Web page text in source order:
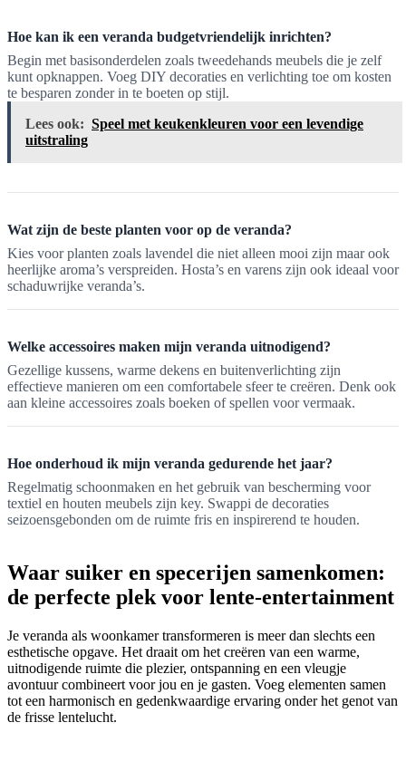
Hoe kan ik een veranda budgetvriendelijk inrichten?
Begin met basisonderdelen zoals tweedehands meubels die je zelf
kunt opknappen. Voeg DIY decoraties en verlichting toe om kosten
te besparen zonder in te boeten op stijl.
Lees ook: Speel met keukenkleuren voor een levendige
uitstraling
Wat zijn de beste planten voor op de veranda?
Kies voor planten zoals lavendel die niet alleen mooi zijn maar ook
heerlijke aroma’s verspreiden. Hosta’s en varens zijn ook ideaal voor
schaduwrijke veranda’s.
Welke accessoires maken mijn veranda uitnodigend?
Gezellige kussens, warme dekens en buitenverlichting zijn
effectieve manieren om een comfortabele sfeer te creëren. Denk ook
aan kleine accessoires zoals boeken of spellen voor vermaak.
Hoe onderhoud ik mijn veranda gedurende het jaar?
Regelmatig schoonmaken en het gebruik van bescherming voor
textiel en houten meubels zijn key. Swappi de decoraties
seizoensgebonden om de ruimte fris en inspirerend te houden.
Waar suiker en specerijen samenkomen:
de perfecte plek voor lente-entertainment
Je veranda als woonkamer transformeren is meer dan slechts een
esthetische opgave. Het draait om het creëren van een warme,
uitnodigende ruimte die plezier, ontspanning en een vleugje
avontuur combineert voor jou en je gasten. Voeg elementen samen
tot een harmonisch en gedenkwaardige ervaring onder het genot van
de frisse lentelucht.